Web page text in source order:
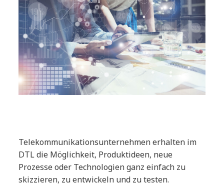
Telekommunikationsunternehmen erhalten im
DTL die Möglichkeit, Produktideen, neue
Prozesse oder Technologien ganz einfach zu
skizzieren, zu entwickeln und zu testen.